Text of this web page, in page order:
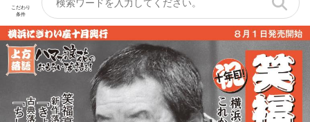
こだわり
条件